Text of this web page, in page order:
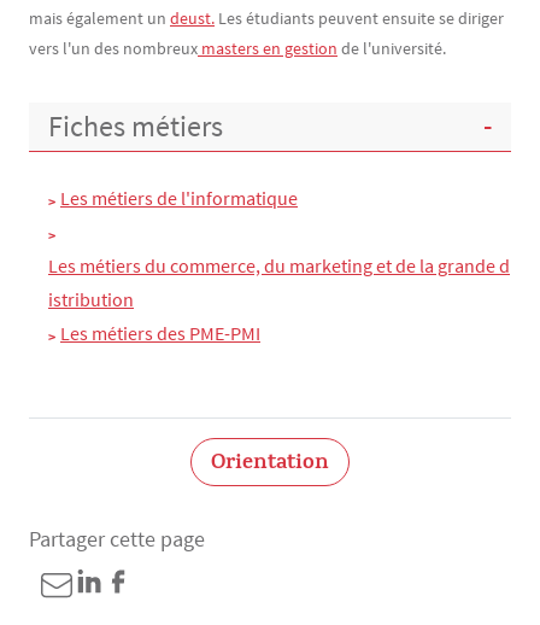
mais également un deust. Les étudiants peuvent ensuite se diriger
vers l'un des nombreux masters en gestion de l'université.
Fiches métiers
Les métiers de l'informatique
Les métiers du commerce, du marketing et de la grande d
istribution
Les métiers des PME-PMI
Orientation
Partager cette page